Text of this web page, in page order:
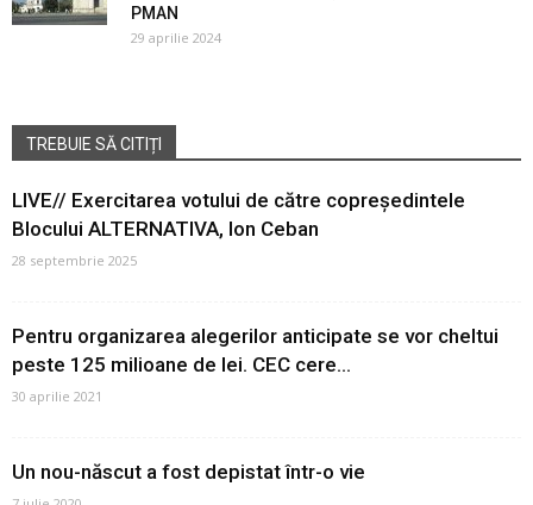
PMAN
29 aprilie 2024
TREBUIE SĂ CITIȚI
LIVE// Exercitarea votului de către copreședintele
Blocului ALTERNATIVA, Ion Ceban
28 septembrie 2025
Pentru organizarea alegerilor anticipate se vor cheltui
peste 125 milioane de lei. CEC cere...
30 aprilie 2021
Un nou-născut a fost depistat într-o vie